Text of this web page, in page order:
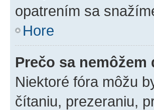
opatrením sa
Hore
Prečo sa
Niektoré fóra môžu
čítaniu, prezeraniu,